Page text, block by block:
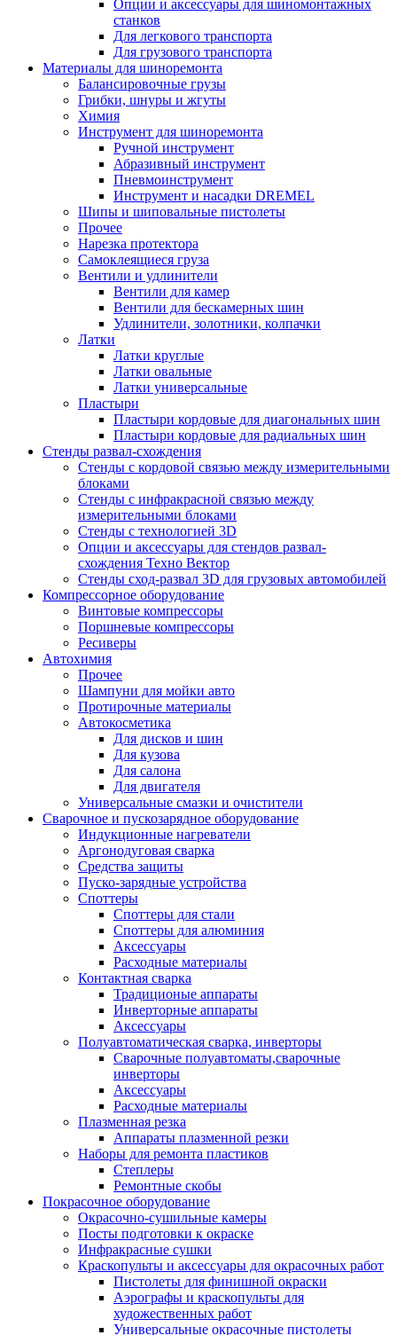
Опции и аксессуары для шиномонтажных
станков
Для легкового транспорта
Для грузового транспорта
Материалы для шиноремонта
Балансировочные грузы
Грибки, шнуры и жгуты
Химия
Инструмент для шиноремонта
Ручной инструмент
Абразивный инструмент
Пневмоинструмент
Инструмент и насадки DREMEL
Шипы и шиповальные пистолеты
Прочее
Нарезка протектора
Самоклеящиеся груза
Вентили и удлинители
Вентили для камер
Вентили для бескамерных шин
Удлинители, золотники, колпачки
Латки
Латки круглые
Латки овальные
Латки универсальные
Пластыри
Пластыри кордовые для диагональных шин
Пластыри кордовые для радиальных шин
Стенды развал-схождения
Стенды с кордовой связью между измерительными
блоками
Стенды с инфракрасной связью между
измерительными блоками
Стенды с технологией 3D
Опции и аксессуары для стендов развал-
схождения Техно Вектор
Стенды сход-развал 3D для грузовых автомобилей
Компрессорное оборудование
Винтовые компрессоры
Поршневые компрессоры
Ресиверы
Автохимия
Прочее
Шампуни для мойки авто
Протирочные материалы
Автокосметика
Для дисков и шин
Для кузова
Для салона
Для двигателя
Универсальные смазки и очистители
Сварочное и пускозарядное оборудование
Индукционные нагреватели
Аргонодуговая сварка
Средства защиты
Пуско-зарядные устройства
Споттеры
Споттеры для стали
Споттеры для алюминия
Аксессуары
Расходные материалы
Контактная сварка
Традиционые аппараты
Инверторные аппараты
Аксессуары
Полуавтоматическая сварка, инверторы
Сварочные полуавтоматы,сварочные
инверторы
Аксессуары
Расходные материалы
Плазменная резка
Аппараты плазменной резки
Наборы для ремонта пластиков
Степлеры
Ремонтные скобы
Покрасочное оборудование
Окрасочно-сушильные камеры
Посты подготовки к окраске
Инфракрасные сушки
Краскопульты и аксессуары для окрасочных работ
Пистолеты для финишной окраски
Аэрографы и краскопульты для
художественных работ
Универсальные окрасочные пистолеты